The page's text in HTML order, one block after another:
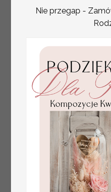
weselu, tablica
informacyjna dla
gości weselnych,
plan stołów na
weselu ze zdjęciem
Pary Młodej, plan
usadzenia gości
Nie przegap -